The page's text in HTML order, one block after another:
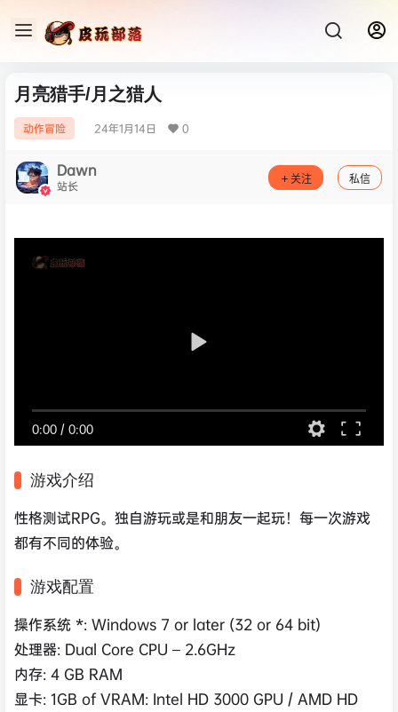
月亮猎手/月之猎人
动作冒险 24年1月14日 0
Dawn
站长 关注 私信
0:00 / 0:00
游戏介绍
性格测试RPG。独自游玩或是和朋友一起玩！每一次游戏
都有不同的体验。
游戏配置
操作系统 *: Windows 7 or later (32 or 64 bit)
处理器: Dual Core CPU – 2.6GHz
内存: 4 GB RAM
显卡: 1GB of VRAM: Intel HD 3000 GPU / AMD HD